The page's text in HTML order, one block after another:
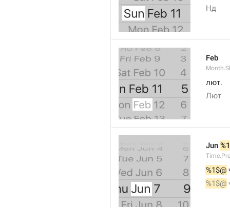
Нд
Feb
лют.
Лют
Jun
%1$@
%1$@